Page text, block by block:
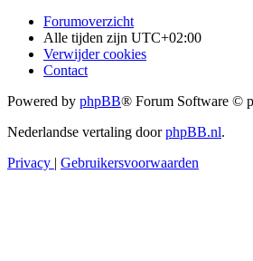
Forumoverzicht
Alle tijden zijn UTC+02:00
Verwijder cookies
Contact
Powered by phpBB® Forum Software ©
Nederlandse vertaling doorphpBB.nl.
Privacy | Gebruikersvoorwaarden